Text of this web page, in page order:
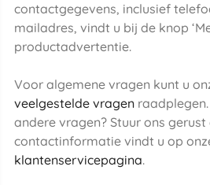
contactgegevens, inclusief
mailadres, vindt u bij de knop
productadvertentie.
Voor algemene vragen kunt u
veelgestelde vragen
andere vragen? Stuur ons
contactinformatie vindt u op
klantenservicepagina.